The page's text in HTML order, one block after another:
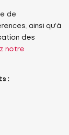
de
ainsi qu'à
des
notre
: